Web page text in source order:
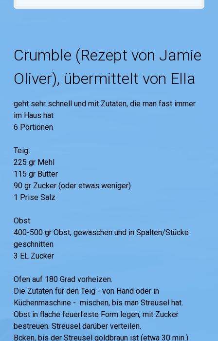
Crumble (Rezept von Jamie
Oliver), übermittelt von Ella
geht sehr schnell und mit Zutaten, die man fast immer
im Haus hat
6 Portionen
Teig:
225 gr Mehl
115 gr Butter
90 gr Zucker (oder etwas weniger)
1 Prise Salz
Obst:
400-500 gr Obst, gewaschen und in Spalten/Stücke
geschnitten
3 EL Zucker
Ofen auf 180 Grad vorheizen.
Die Zutaten für den Teig - von Hand oder in
Küchenmaschine - mischen, bis man Streusel hat.
Obst in flache feuerfeste Form legen, mit Zucker
bestreuen. Streusel darüber verteilen.
Bcken, bis der Streusel goldbraun ist (etwa 30 min.)